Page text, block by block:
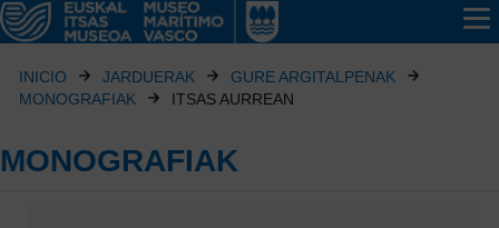
INICIO JARDUERAK
GURE ARGITALPENAK
MONOGRAFIAK
ITSAS AURREAN
MONOGRAFIAK